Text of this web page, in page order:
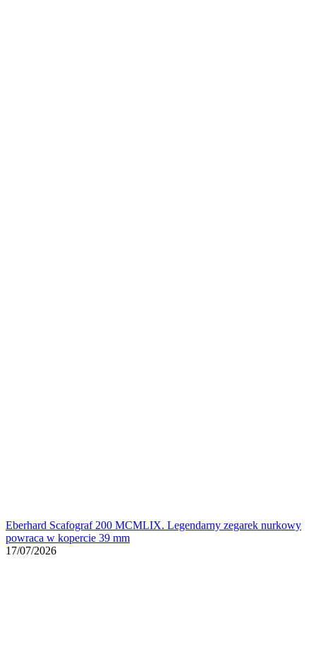
Eberhard Scafograf 200 MCMLIX. Legendarny zegarek nurkowy
powraca w kopercie 39 mm
17/07/2026